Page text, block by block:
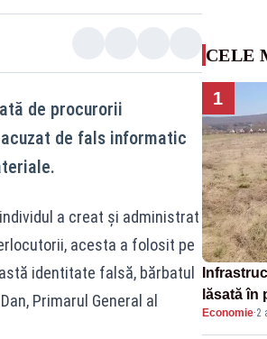
de procurorii
de fals informatic
a creat și administrat
acesta a folosit pe
identitate falsă, bărbatul
Primarul General al
CELE
1
lăsată în
Economie·2